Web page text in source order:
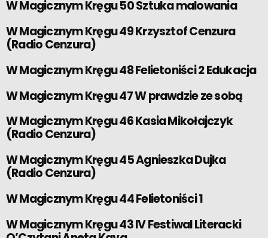
W Magicznym Kręgu 50 Sztuka malowania
W Magicznym Kręgu 49 Krzysztof Cenzura
(Radio Cenzura)
W Magicznym Kręgu 48 Felietoniści 2 Edukacja
W Magicznym Kręgu 47 W prawdzie ze sobą
W Magicznym Kręgu 46 Kasia Mikołajczyk
(Radio Cenzura)
W Magicznym Kręgu 45 Agnieszka Dujka
(Radio Cenzura)
W Magicznym Kręgu 44 Felietoniści 1
W Magicznym Kręgu 43 IV Festiwal Literacki